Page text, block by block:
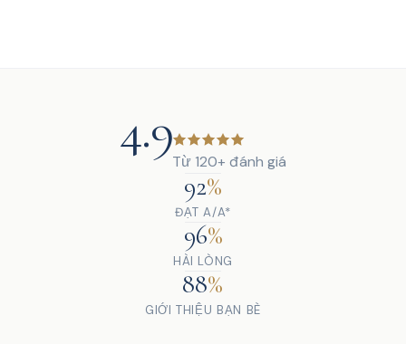
4.9
Từ 120+ đánh giá
92%
ĐẠT A/A*
96%
HÀI LÒNG
88%
GIỚI THIỆU BẠN BÈ